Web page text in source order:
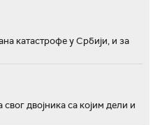
катастрофе у Србији, и за
двојника са којим дели и